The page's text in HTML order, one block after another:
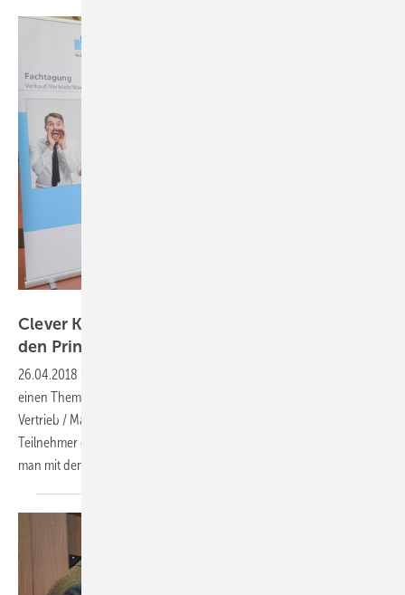
Clever Kunden gewinnen - manchmal auch mit
den Prinzip
26.04.2018
einen Themen-Schwerpunkt auf der VFF-Fachtagung Verkauf /
Vertrieb / Marketing am 17. April 2018 in Frankfurt. Die rund 50
Teilnehmer erfuhren, wie man Emotionen im Marketing nutzt und wie
man mit dem “Prinzip kostenlos“ Aufmerksamkeit